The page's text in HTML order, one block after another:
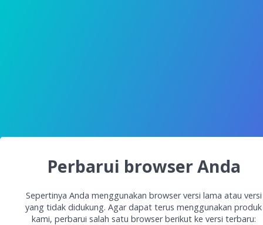
Perbarui browser Anda
Sepertinya Anda menggunakan browser versi lama atau versi
yang tidak didukung. Agar dapat terus menggunakan produk
kami, perbarui salah satu browser berikut ke versi terbaru: